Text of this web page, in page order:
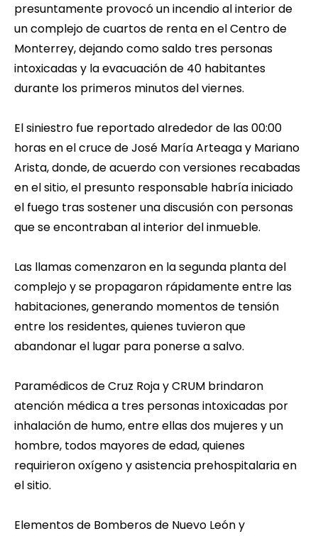
presuntamente provocó un incendio al interior de
un complejo de cuartos de renta en el Centro de
Monterrey, dejando como saldo tres personas
intoxicadas y la evacuación de 40 habitantes
durante los primeros minutos del viernes.
El siniestro fue reportado alrededor de las 00:00
horas en el cruce de José María Arteaga y Mariano
Arista, donde, de acuerdo con versiones recabadas
en el sitio, el presunto responsable habría iniciado
el fuego tras sostener una discusión con personas
que se encontraban al interior del inmueble.
Las llamas comenzaron en la segunda planta del
complejo y se propagaron rápidamente entre las
habitaciones, generando momentos de tensión
entre los residentes, quienes tuvieron que
abandonar el lugar para ponerse a salvo.
Paramédicos de Cruz Roja y CRUM brindaron
atención médica a tres personas intoxicadas por
inhalación de humo, entre ellas dos mujeres y un
hombre, todos mayores de edad, quienes
requirieron oxígeno y asistencia prehospitalaria en
el sitio.
Elementos de Bomberos de Nuevo León y